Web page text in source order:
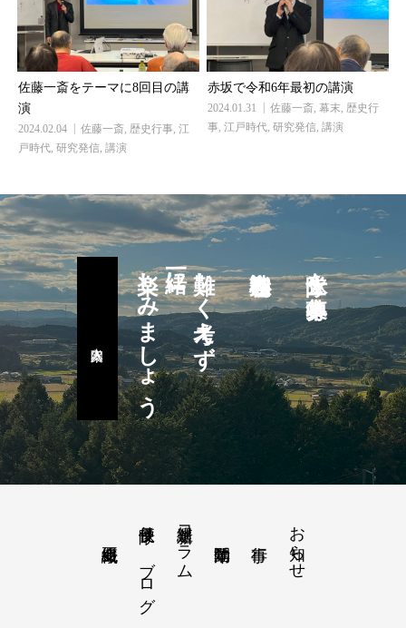
佐藤一斎をテーマに8回目の講
演
2024.02.04 佐藤一斎, 歴史行事, 江
戸時代, 研究発信, 講演
赤坂で令和6年最初の講演
2024.01.31 佐藤一斎, 幕末, 歴史行
事, 江戸時代, 研究発信, 講演
隊士を募集中
難しく考えず
一緒に
楽しみましょう
お知らせ
新選組コラム
隊長便り－ブログ